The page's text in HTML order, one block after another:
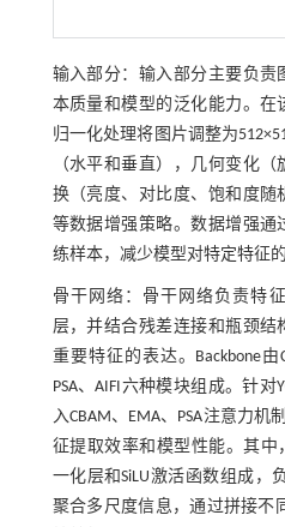
输入部分：输入部分主要负责
本质量和模型的泛化能力。在
归一化处理将图片调整为
（水平和垂直），几何变化
换（亮度、对比度、饱和度随
等数据增强策略。数据增强通
练样本，减少模型对特定特征
骨干网络：骨干网络负责特
层，并结合残差连接和瓶颈结
重要特征的表达。Backbone由
PSA、AIFI六种模块组成。针对
入CBAM、EMA、PSA注意力
征提取效率和模型性能。其中
一化层和SiLU激活函数组成，
聚合多尺度信息，通过拼接不